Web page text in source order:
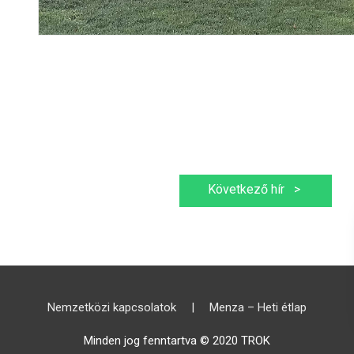
Következő hír >
Nemzetközi kapcsolatok Menza – Heti étlap
Minden jog fenntartva © 2020 TROK